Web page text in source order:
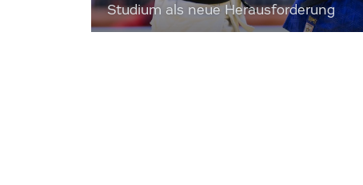
Studium als neue Herausforderung